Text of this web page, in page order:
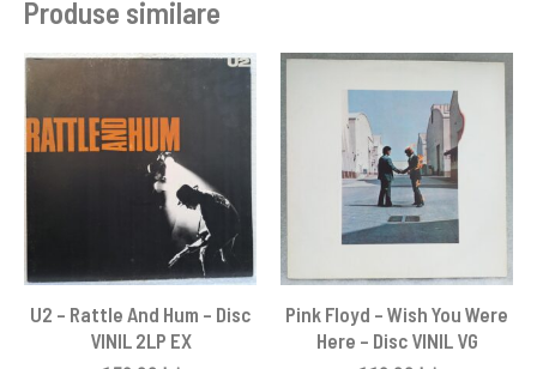
Produse similare
U2 – Rattle And Hum – Disc
VINIL 2LP EX
Pink Floyd ‎– Wish You Were
Here – Disc VINIL VG